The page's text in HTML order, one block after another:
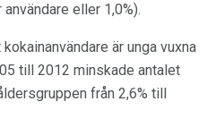
eller 1,0%).
är unga vuxna
till 2012 minskade antalet
från 2,6% till